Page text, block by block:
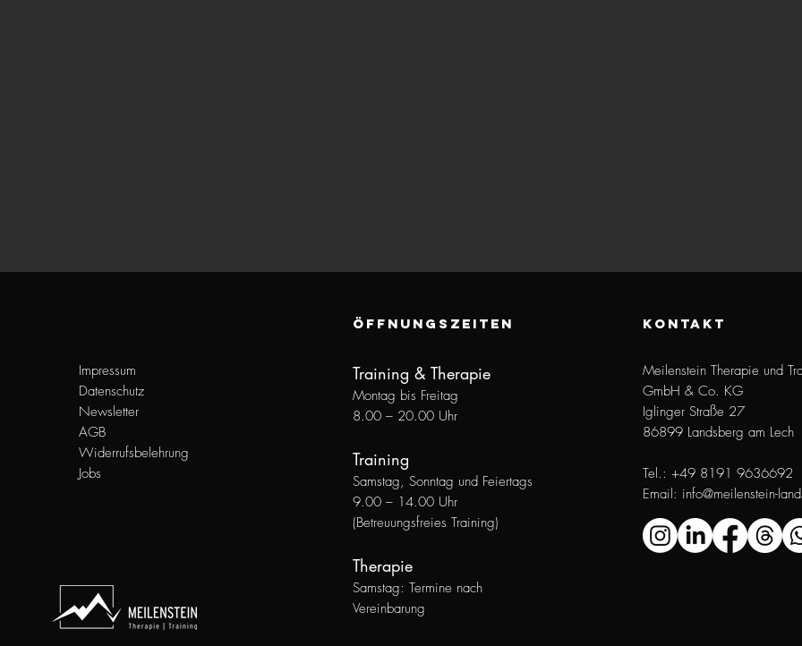
Impressum
Datenschutz
Newsletter
AGB
Widerrufsbelehrung
Jobs
ÖFFNUNGSZEITEN
Training & Therapie
Montag bis Freitag
8.00 – 20.00 Uhr
Training
Samstag, Sonntag und Feiertags
9.00 – 14.00 Uhr
(Betreuungsfreies Training)
Therapie
Samstag: Termine nach
Vereinbarung
KONTAKT
Meilenstein Therapie und
GmbH & Co. KG
Iglinger Straße 27
86899 Landsberg am Lech
Tel.: +49 8191 9636692
Email: info@meilenstein-